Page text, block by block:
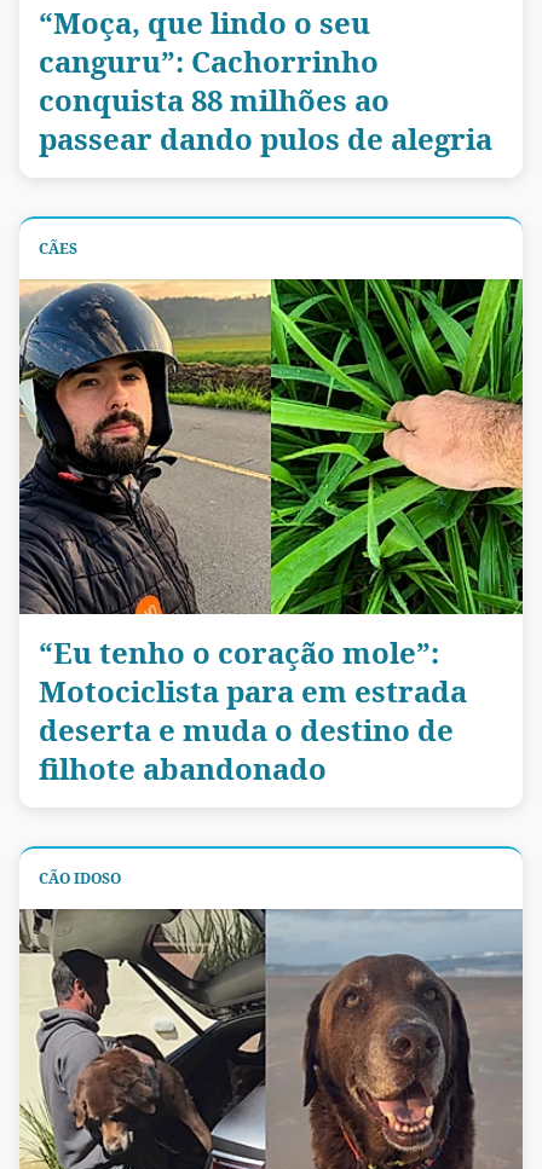
“Moça, que lindo o seu
canguru”: Cachorrinho
conquista 88 milhões ao
passear dando pulos de alegria
CÃES
“Eu tenho o coração mole”:
Motociclista para em estrada
deserta e muda o destino de
filhote abandonado
CÃO IDOSO